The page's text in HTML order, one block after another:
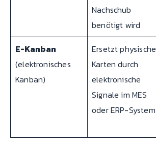
Nachschub
benötigt wird
E-Kanban
(elektronisches
Kanban)
Ersetzt physische
Karten durch
elektronische
Signale im MES
oder ERP-System